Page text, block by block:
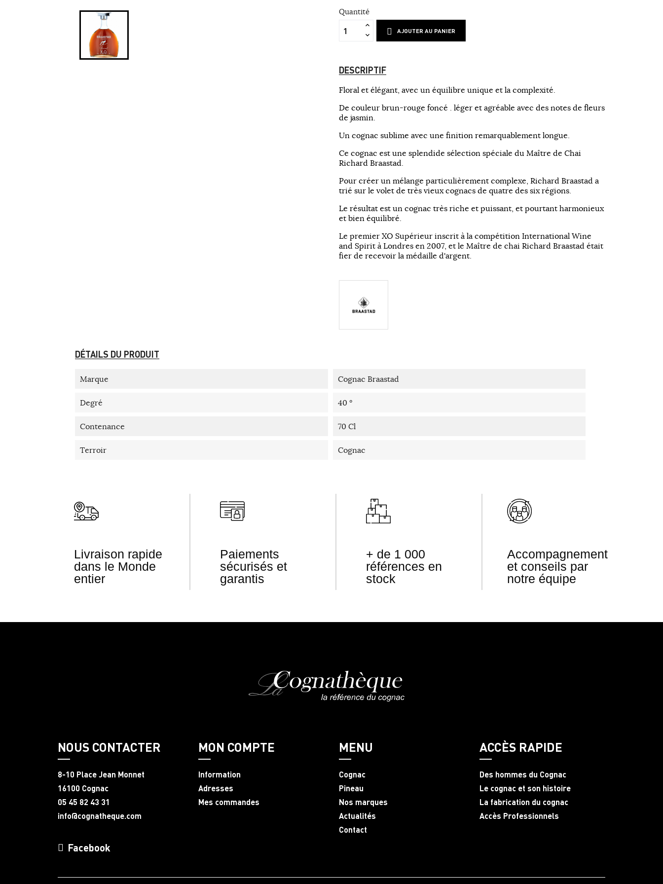
Quantité
AJOUTER AU PANIER
DESCRIPTIF
Floral et élégant, avec un équilibre unique et la complexité.
De couleur brun-rouge foncé . léger et agréable avec des notes de fleurs
de jasmin.
Un cognac sublime avec une finition remarquablement longue.
Ce cognac est une splendide sélection spéciale du Maître de Chai
Richard Braastad.
Pour créer un mélange particulièrement complexe, Richard Braastad a
trié sur le volet de très vieux cognacs de quatre des six régions.
Le résultat est un cognac très riche et puissant, et pourtant harmonieux
et bien équilibré.
Le premier XO Supérieur inscrit à la compétition International Wine
and Spirit à Londres en 2007, et le Maître de chai Richard Braastad était
fier de recevoir la médaille d'argent.
DÉTAILS DU PRODUIT
Marque Cognac Braastad
Degré 40 °
Contenance 70 Cl
Terroir Cognac
Livraison rapide
dans le Monde
entier
Paiements
sécurisés et
garantis
+ de 1 000
références en
stock
Accompagnement
et conseils par
notre équipe
NOUS CONTACTER
8-10 Place Jean Monnet
16100 Cognac
05 45 82 43 31
info@cognatheque.com
MON COMPTE
Information
Adresses
Mes commandes
MENU
Cognac
Pineau
Nos marques
Actualités
Contact
ACCÈS RAPIDE
Des hommes du Cognac
Le cognac et son histoire
La fabrication du cognac
Accès Professionnels
Facebook